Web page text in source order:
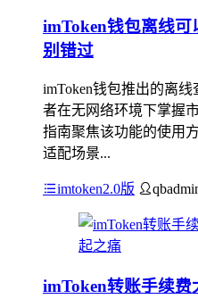
imToken钱包离线
别错过
imToken钱包推出的离
者在无网络环境下掌握
指南聚焦该功能的使用
适配场景...
imtoken2.0版
imToken转账手续